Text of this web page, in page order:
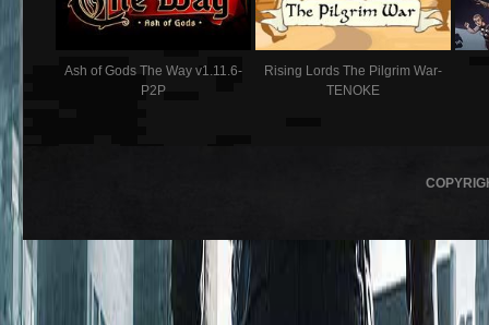
Ash of Gods The Way v1.11.6-
P2P
Rising Lords The Pilgrim War-
TENOKE